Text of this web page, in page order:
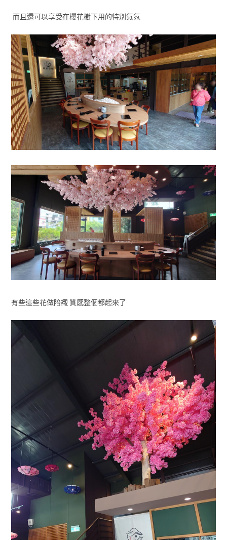
而且還可以享受在櫻花樹下用的特別氣氛
有些這些花做陪襯 質感整個都起來了